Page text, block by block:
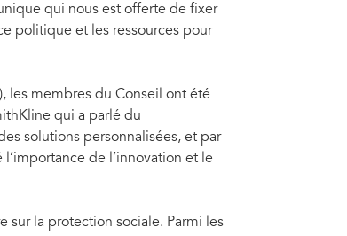
qui nous est offerte de fixer
politique et les ressources pour
les membres du Conseil ont été
qui a parlé du
solutions personnalisées, et par
de l’innovation et le
sur la protection sociale. Parmi les